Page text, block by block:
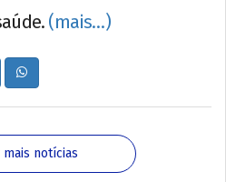
(mais…)
mais notícias